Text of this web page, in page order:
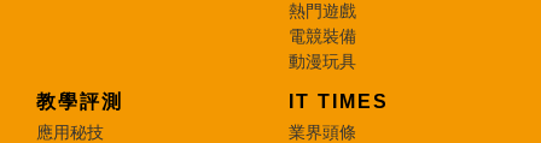
熱門遊戲
電競裝備
動漫玩具
教學評測
應用秘技
IT TIMES
業界頭條